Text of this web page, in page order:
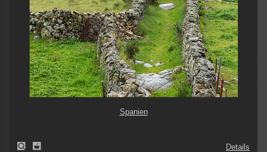
Spanien
Details